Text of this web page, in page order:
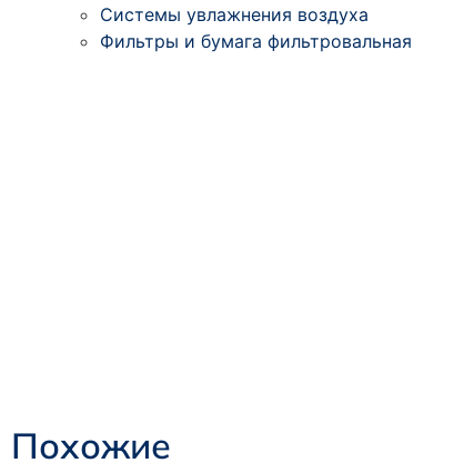
Системы увлажнения воздуха
Фильтры и бумага фильтровальная
Похожие